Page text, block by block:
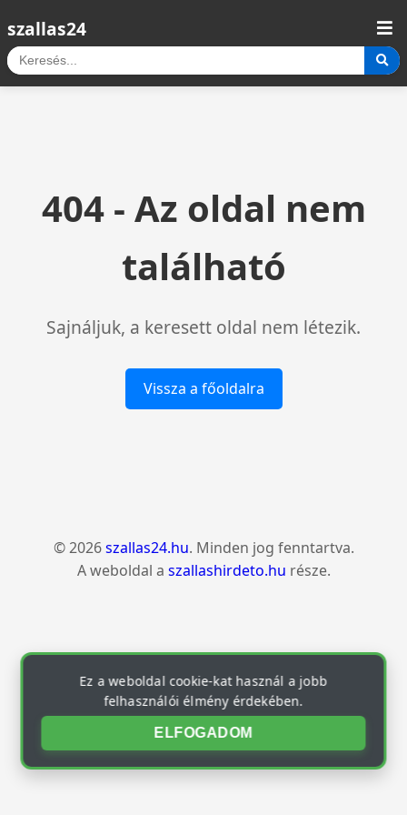
szallas24
404 - Az oldal nem
található
Sajnáljuk, a keresett oldal nem létezik.
Vissza a főoldalra
© 2026szallas24.hu. Minden jog fenntartva.
A weboldal a szallashirdeto.hu része.
Ez a weboldal cookie-kat használ a jobb
felhasználói élmény érdekében.
ELFOGADOM